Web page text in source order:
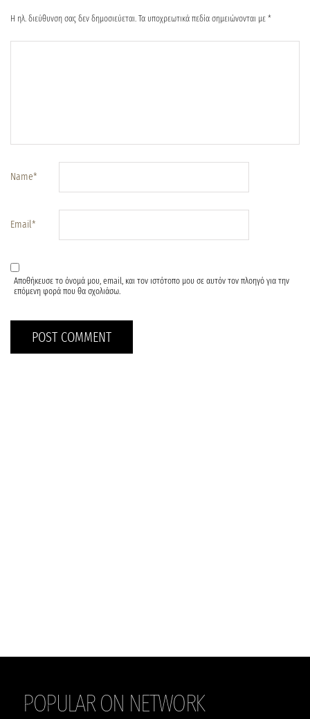
Η ηλ. διεύθυνση σας δεν δημοσιεύεται. Τα υποχρεωτικά πεδία σημειώνονται με *
Name*
Email*
Αποθήκευσε το όνομά μου, email, και τον ιστότοπο μου σε αυτόν τον πλοηγό για την
επόμενη φορά που θα σχολιάσω.
POPULAR ON NETWORK
THE DAILY